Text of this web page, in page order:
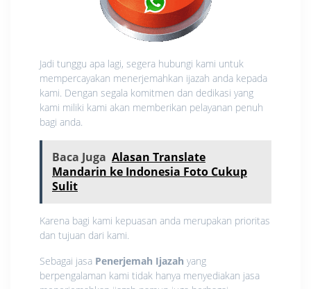
Jadi tunggu apa lagi, segera hubungi kami untuk
mempercayakan menerjemahkan ijazah anda kepada
kami. Dengan segala komitmen dan dedikasi yang
kami miliki kami akan memberikan pelayanan penuh
bagi anda.
Baca Juga Alasan Translate
Mandarin ke Indonesia Foto Cukup
Sulit
Karena bagi kami kepuasan anda merupakan prioritas
dan tujuan dari kami.
Sebagai jasa Penerjemah Ijazah yang
berpengalaman kami tidak hanya menyediakan jasa